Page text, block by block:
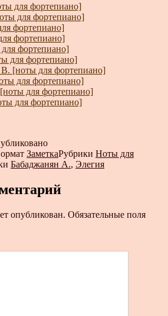
для фортепиано]
для фортепиано]
фортепиано]
фортепиано]
фортепиано]
для фортепиано]
[ноты для фортепиано]
для фортепиано]
для фортепиано]
для фортепиано]
ЗаметкаРубрики Ноты для
Бабаджанян А., Элегия
опубликован. Обязательные поля